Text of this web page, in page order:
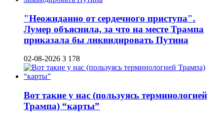
"Неожиданно от сердечного приступа".
Лумер объяснила, за что на месте Трампа
приказала бы ликвидировать Путина
02-08-2026 3 178
Вот такие у нас (пользуясь терминологией
Трампа) “карты”